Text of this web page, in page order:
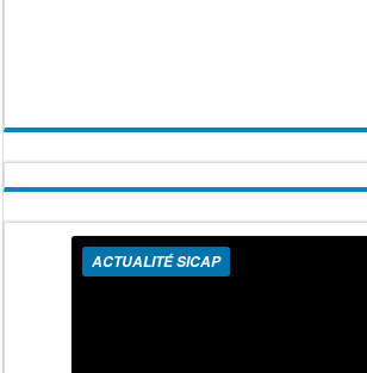
ACTUALITÉ SICAP